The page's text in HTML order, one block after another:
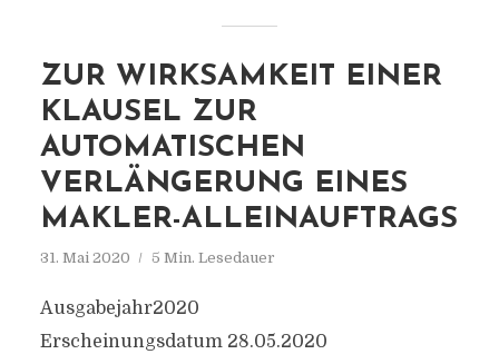
ZUR WIRKSAMKEIT EINER
KLAUSEL ZUR
AUTOMATISCHEN
VERLÄNGERUNG EINES
MAKLER-ALLEINAUFTRAGS
31. Mai 2020 5 Min. Lesedauer
Ausgabejahr2020
Erscheinungsdatum 28.05.2020